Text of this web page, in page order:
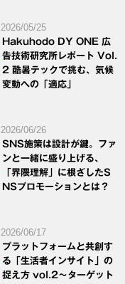
2026/05/25
Hakuhodo DY ONE 広
告技術研究所レポート Vol.
2 酷暑テックで挑む、気候
変動への「適応」
2026/06/26
SNS施策は設計が鍵。ファ
ンと一緒に盛り上げる、
「界隈理解」に根ざしたS
NSプロモーションとは？
2026/06/17
プラットフォームと共創す
る「生活者インサイト」の
捉え方 vol.2～ターゲット